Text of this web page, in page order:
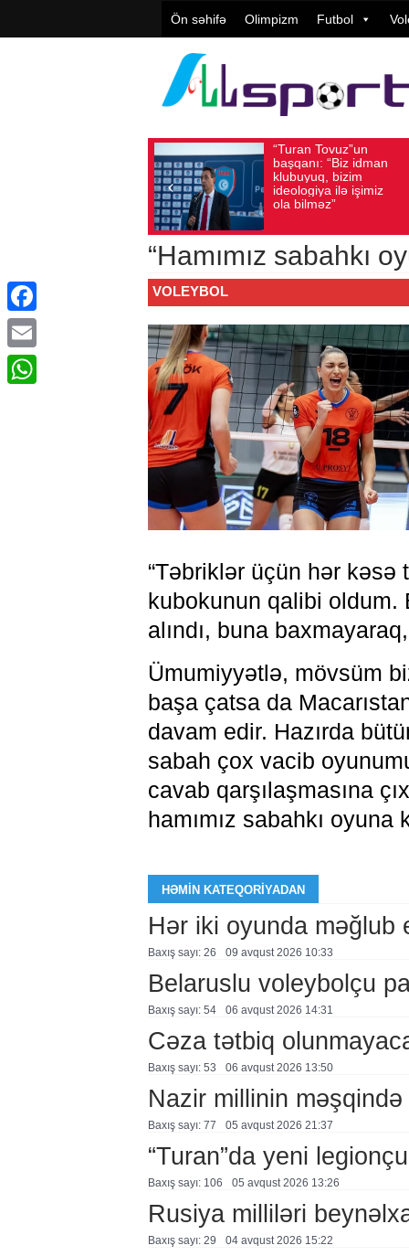
Ön səhifə Olimpizm Futbol
başqanı: “Biz idman
klubuyuq, bizim
ideologiya ilə işimiz
ola bilməz”
Vüqar
Avqust 05, 2026
“Hamımız sabahkı
VOLEYBOL
“Təbriklər üçün hər kəsə
kubokunun qalibi oldum.
alındı, buna
Ümumiyyətlə, mövsüm
başa çatsa da
davam edir. Hazırda
sabah çox vacib
cavab qarşılaşmasına
hamımız sabahkı oyuna
HƏMIN KATEQORIYADAN
Hər iki oyunda məğlub
Baxış sayı: 26 09 avqust 2026 10:33
Belaruslu voleybolçu
Baxış sayı: 54 06 avqust 2026 14:31
Cəza tətbiq
Baxış sayı: 53 06 avqust 2026 13:50
Nazir millinin
Baxış sayı: 77 05 avqust 2026 21:37
“Turan”da yeni legionçu
Baxış sayı: 106 05 avqust 2026 13:26
Rusiya milliləri
Baxış sayı: 29 04 avqust 2026 15:22
Facebook
Email